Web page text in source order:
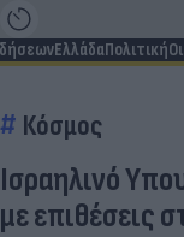
ΕλλάδαΠολιτική
Κόσμος
Ισραηλινό
με επιθέσεις